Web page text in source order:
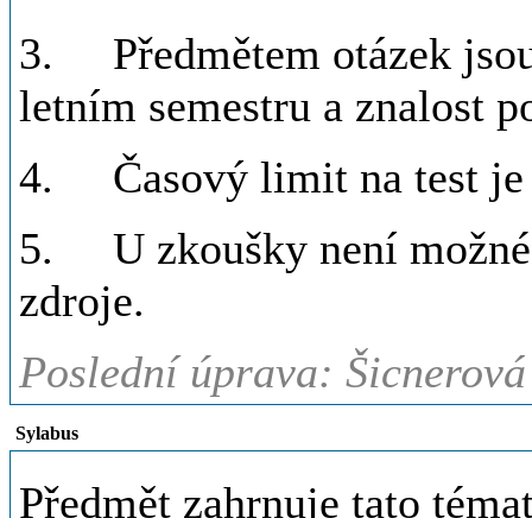
3. Předmětem otázek
letním semestru a znalost
4. Časový limit na test je
5. U zkoušky není možné
zdroje.
Poslední úprava:
Sylabus
Předmět zahrnuje tato